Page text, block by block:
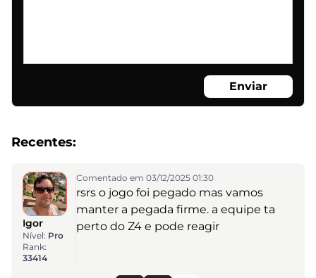
Enviar
Recentes:
Igor
Nível: Pro
Rank:
33414
Comentado em 03/12/2025 01:30
rsrs o jogo foi pegado mas vamos
manter a pegada firme. a equipe ta
perto do Z4 e pode reagir